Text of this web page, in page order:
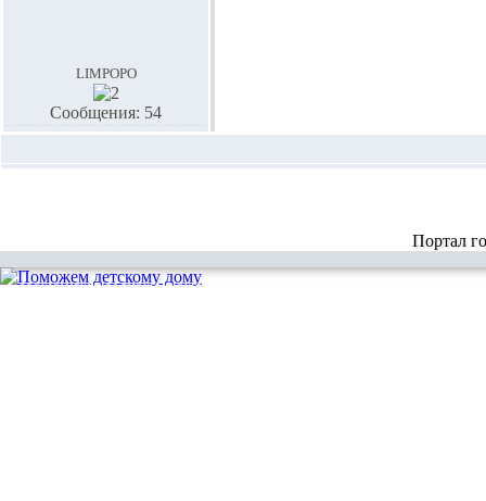
limpopo
Сообщения: 54
Портал